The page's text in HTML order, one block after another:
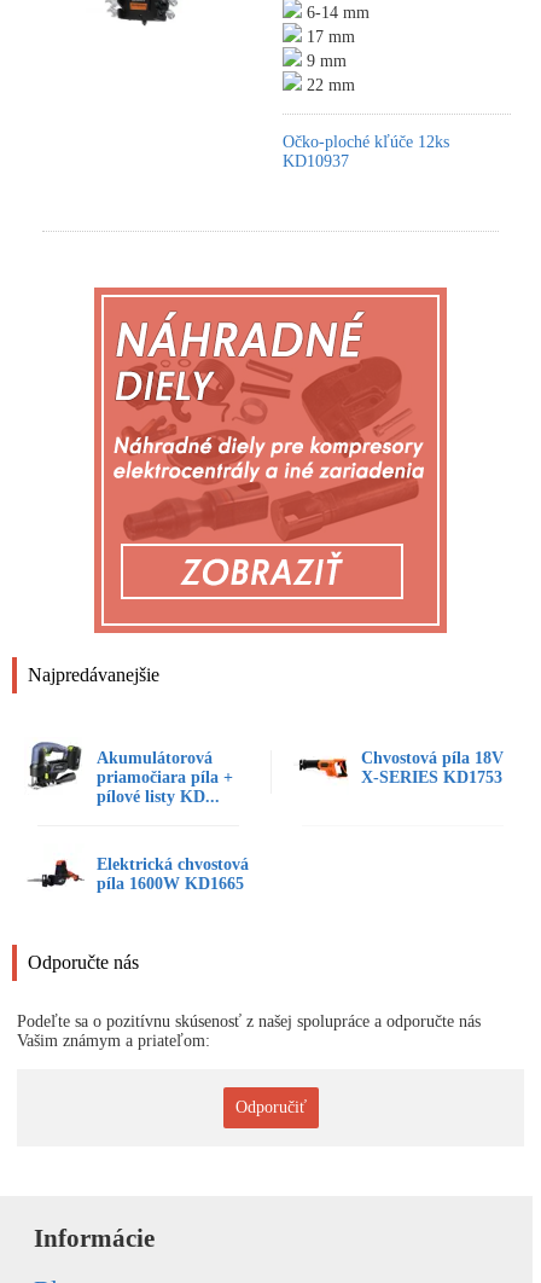
Najpredávanejšie
Akumulátorová
priamočiara píla +
pílové listy KD...
Chvostová píla 18V
X-SERIES KD1753
Elektrická chvostová
píla 1600W KD1665
Odporučte nás
Podeľte sa o pozitívnu skúsenosť z našej spolupráce a odporučte nás
Vašim známym a priateľom:
Odporučiť
6-14 mm
17 mm
9 mm
22 mm
Očko-ploché kľúče 12ks
KD10937
Informácie